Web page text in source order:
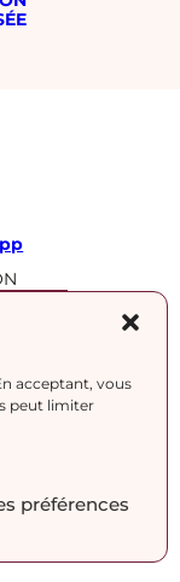
acceptant, vous
peut limiter
préférences